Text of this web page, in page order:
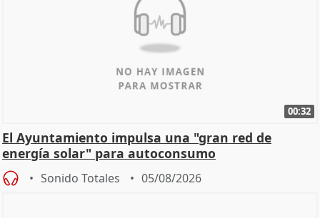
00:32
El Ayuntamiento impulsa una "gran red de
energía solar" para autoconsumo
Sonido Totales 05/08/2026